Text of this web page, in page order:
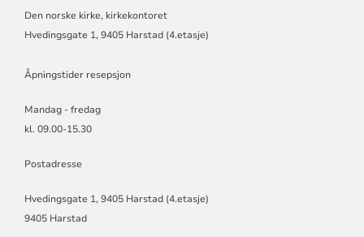
Den norske kirke, kirkekontoret
Hvedingsgate 1, 9405 Harstad (4.etasje)
Åpningstider resepsjon
Mandag - fredag
kl. 09.00-15.30
Postadresse
Hvedingsgate 1, 9405 Harstad (4.etasje)
9405 Harstad